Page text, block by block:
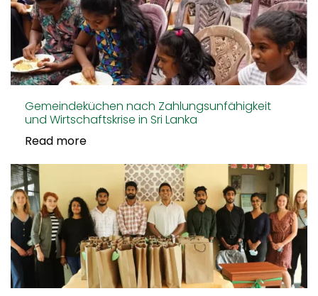
Gemeindeküchen nach Zahlungsunfähigkeit
und Wirtschaftskrise in Sri Lanka
Read more